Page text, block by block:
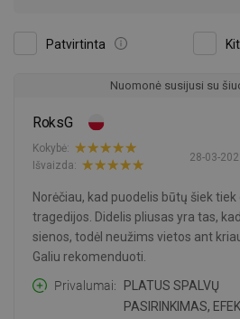
Patvirtinta
Nuomonė susijusi su
RoksG
28-03-
Kokybė:
Išvaizda:
Norėčiau, kad puodelis būtų šiek
tragedijos. Didelis pliusas yra tas,
sienos, todėl neužims vietos ant
Galiu rekomenduoti.
Privalumai
PLATUS SPALVŲ
PASIRINKIMAS,